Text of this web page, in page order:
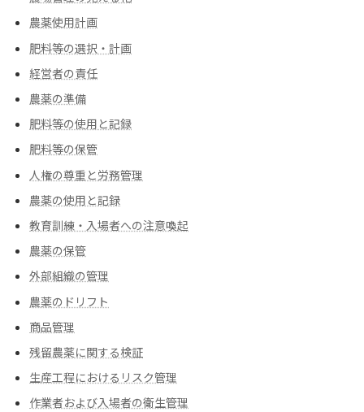
農薬使用計画
肥料等の選択・計画
経営者の責任
農薬の準備
肥料等の使用と記録
肥料等の保管
人権の尊重と労務管理
農薬の使用と記録
教育訓練・入場者への注意喚起
農薬の保管
外部組織の管理
農薬のドリフト
商品管理
残留農薬に関する検証
生産工程におけるリスク管理
作業者および入場者の衛生管理